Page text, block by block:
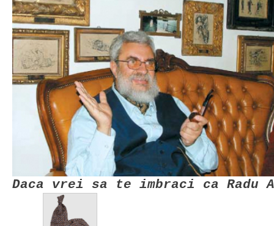
Daca vrei sa te imbraci ca Radu